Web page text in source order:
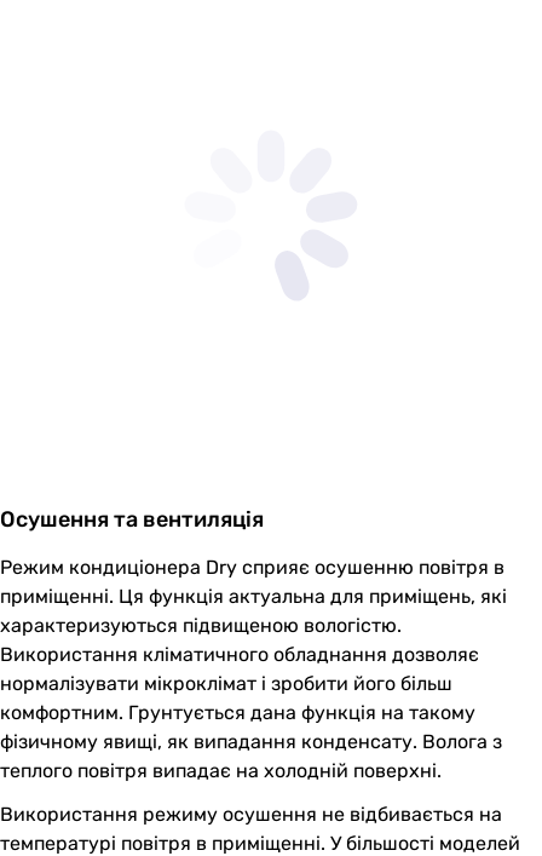
Осушення та вентиляція
Режим кондиціонера Dry сприяє осушенню повітря в
приміщенні. Ця функція актуальна для приміщень, які
характеризуються підвищеною вологістю.
Використання кліматичного обладнання дозволяє
нормалізувати мікроклімат і зробити його більш
комфортним. Грунтується дана функція на такому
фізичному явищі, як випадання конденсату. Волога з
теплого повітря випадає на холодній поверхні.
Використання режиму осушення не відбивається на
температурі повітря в приміщенні. У більшості моделей